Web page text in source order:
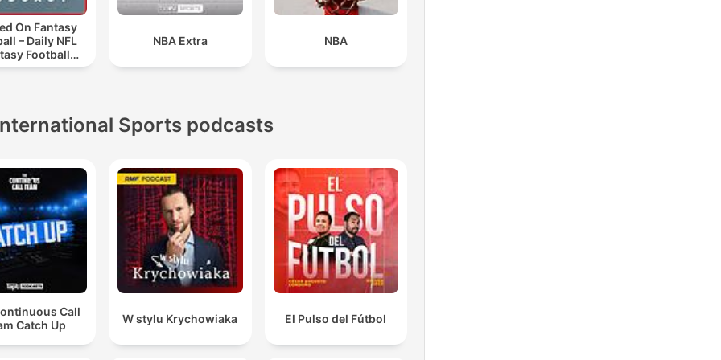
On Fantasy
– Daily NFL
Football
Podcast
NBA Extra NBA
Sports podcasts
Call
Catch Up
W stylu Krychowiaka El Pulso del Fútbol